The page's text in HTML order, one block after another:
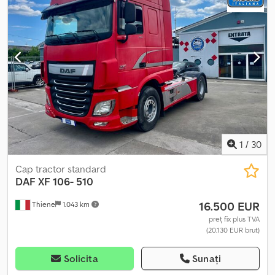
electrică, pilot automat de viteză, proiectoare de ceață,
reglare electrică a geamurilor, servodirecție, spoiler, închidere
centralizată, încălzire scaun, - Faruri cu led - Imobilizator -
Lubrifiere centrală - Parasolar - Punte cu roți duble - Trusă de
scule - Volan multifuncțional Crodpfxjxx Uche Acfef - Încălzire
1 / 30
Thiene 1.043 km
Cap tractor standard
DAF XF 106- 510
16.500 EUR
preț fix plus TVA
(20.130 EUR brut)
Solicita Sunați